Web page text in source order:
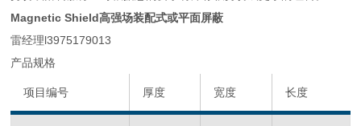
Magnetic Shield高强场装配式或平面屏蔽
雷经理l3975179013
产品规格
项目编号 厚度 宽度 长度